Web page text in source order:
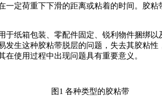
定荷重下下滑的距离或粘着的时间。胶
纸箱包装、零配件固定、锐利物件捆绑
生这种胶粘带脱层的问题，失去其胶粘
使用过程中出现问题具有重要意义。
图1 各种类型的胶粘带